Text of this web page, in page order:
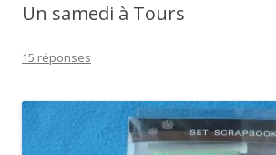
Un samedi à Tours
15 réponses